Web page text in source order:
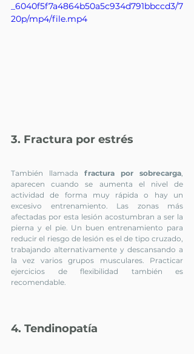
_6040f5f7a4864b50a5c934d791bbccd3/7
20p/mp4/file.mp4
3. Fractura por estrés
También llamada fractura por sobrecarga,
aparecen cuando se aumenta el nivel de
actividad de forma muy rápida o hay un
excesivo entrenamiento. Las zonas más
afectadas por esta lesión acostumbran a ser la
pierna y el pie. Un buen entrenamiento para
reducir el riesgo de lesión es el de tipo cruzado,
trabajando alternativamente y descansando a
la vez varios grupos musculares. Practicar
ejercicios de flexibilidad también es
recomendable.
4. Tendinopatía